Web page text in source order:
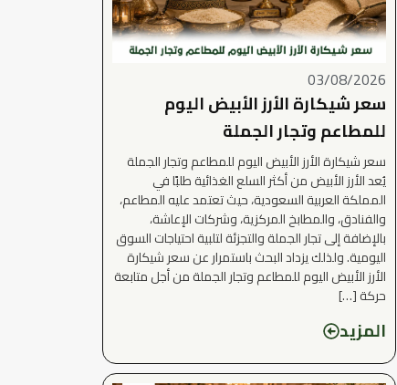
03/08/2026
سعر شيكارة الأرز الأبيض اليوم
للمطاعم وتجار الجملة
سعر شيكارة الأرز الأبيض اليوم للمطاعم وتجار الجملة
يُعد الأرز الأبيض من أكثر السلع الغذائية طلبًا في
المملكة العربية السعودية، حيث تعتمد عليه المطاعم،
والفنادق، والمطابخ المركزية، وشركات الإعاشة،
بالإضافة إلى تجار الجملة والتجزئة لتلبية احتياجات السوق
اليومية. ولذلك يزداد البحث باستمرار عن سعر شيكارة
الأرز الأبيض اليوم للمطاعم وتجار الجملة من أجل متابعة
حركة […]
المزيد